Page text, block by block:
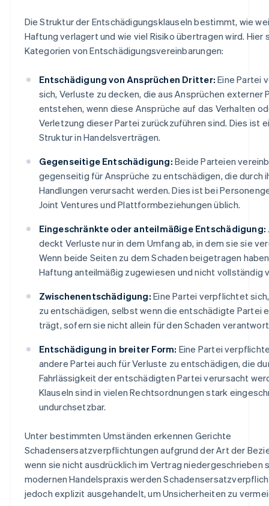
Die Struktur der Entschädigungsklauseln bestimmt, wie
Haftung verlagert und wie viel Risiko übertragen wird. Hier
Kategorien von Entschädigungsvereinbarungen:
Entschädigung von Ansprüchen Dritter: Eine Partei
sich, Verluste zu decken, die aus Ansprüchen externer
entstehen, wenn diese Ansprüche auf das Verhalten
Verletzung dieser Partei zurückzuführen sind. Dies ist
Struktur in Handelsverträgen.
Gegenseitige Entschädigung: Beide Parteien
gegenseitig für Ansprüche zu entschädigen, die durch
Handlungen verursacht werden. Dies ist bei
Joint Ventures und Plattformbeziehungen üblich.
Eingeschränkte oder anteilmäßige Entschädigung:
deckt Verluste nur in dem Umfang ab, in dem sie sie
Wenn beide Seiten zu dem Schaden beigetragen
Haftung anteilmäßig zugewiesen und nicht vollständig
Zwischenentschädigung: Eine Partei verpflichtet
zu entschädigen, selbst wenn die entschädigte Partei
trägt, sofern sie nicht allein für den Schaden
Entschädigung in breiter Form: Eine Partei
andere Partei auch für Verluste zu entschädigen, die
Fahrlässigkeit der entschädigten Partei verursacht
Klauseln sind in vielen Rechtsordnungen stark
undurchsetzbar.
Unter bestimmten Umständen erkennen Gerichte
Schadensersatzverpflichtungen aufgrund der Art der
wenn sie nicht ausdrücklich im Vertrag niedergeschrieben
modernen Handelspraxis werden
jedoch explizit ausgehandelt, um Unsicherheiten zu